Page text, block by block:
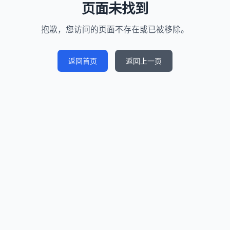
页面未找到
抱歉，您访问的页面不存在或已被移除。
返回首页 返回上一页